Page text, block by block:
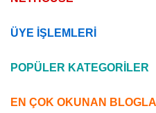
ÜYE İŞLEMLERİ
POPÜLER KATEGORİLER
EN ÇOK OKUNAN